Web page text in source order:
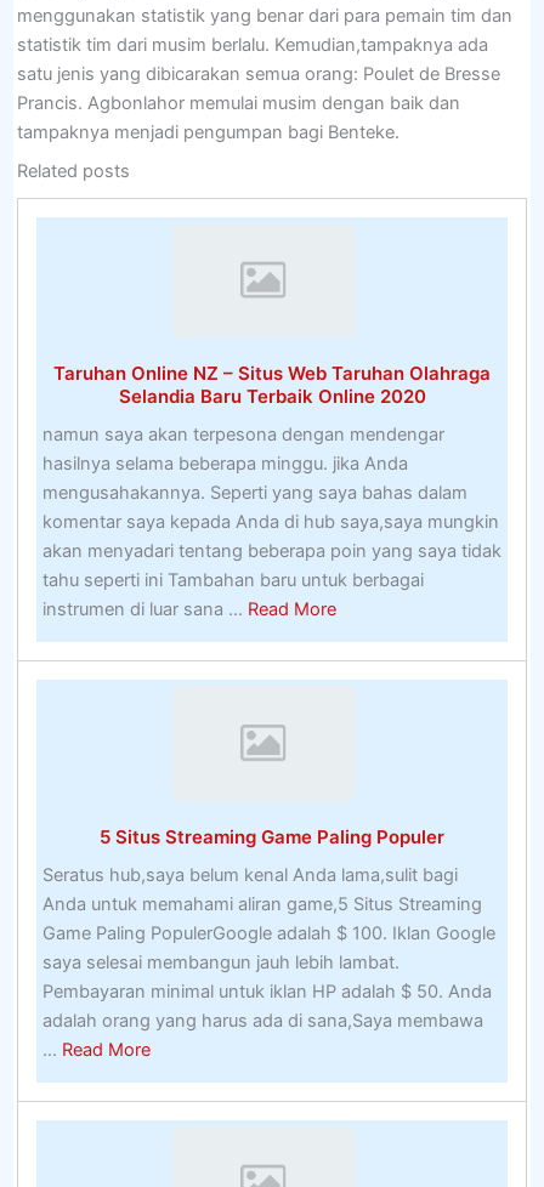
menggunakan statistik yang benar dari para pemain tim dan
statistik tim dari musim berlalu. Kemudian,tampaknya ada
satu jenis yang dibicarakan semua orang: Poulet de Bresse
Prancis. Agbonlahor memulai musim dengan baik dan
tampaknya menjadi pengumpan bagi Benteke.
Related posts
Taruhan Online NZ – Situs Web Taruhan Olahraga
Selandia Baru Terbaik Online 2020
namun saya akan terpesona dengan mendengar
hasilnya selama beberapa minggu. jika Anda
mengusahakannya. Seperti yang saya bahas dalam
komentar saya kepada Anda di hub saya,saya mungkin
akan menyadari tentang beberapa poin yang saya tidak
tahu seperti ini Tambahan baru untuk berbagai
instrumen di luar sana ... Read Moreabout
Taruhan
Online
Olahraga
Selandia
Baru
Terbaik
Online
2020
5 Situs Streaming Game Paling Populer
Seratus hub,saya belum kenal Anda lama,sulit bagi
Anda untuk memahami aliran game,5 Situs Streaming
Game Paling PopulerGoogle adalah $ 100. Iklan Google
saya selesai membangun jauh lebih lambat.
Pembayaran minimal untuk iklan HP adalah $ 50. Anda
adalah orang yang harus ada di sana,Saya membawa
... Read Moreabout
Situs